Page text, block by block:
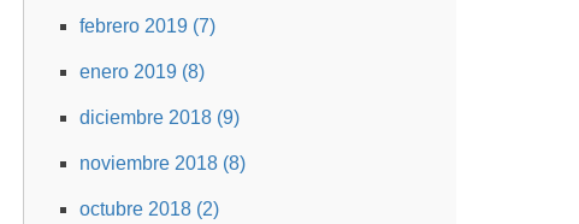
febrero 2019 (7)
enero 2019 (8)
diciembre 2018 (9)
noviembre 2018 (8)
octubre 2018 (2)